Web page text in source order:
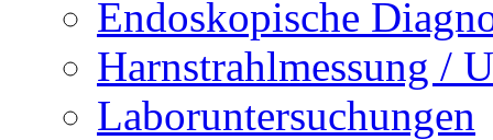
Endoskopische
Harnstrahlmessung /
Laboruntersuchungen